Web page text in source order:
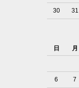
30 31
日
月
6 7